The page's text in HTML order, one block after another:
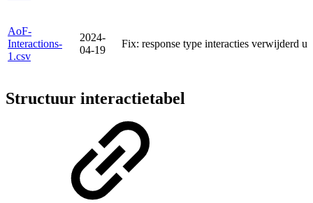
AoF-
Interactions-
1.csv
2024-
04-19
Fix: response type interacties verwijderd
Structuur interactietabel